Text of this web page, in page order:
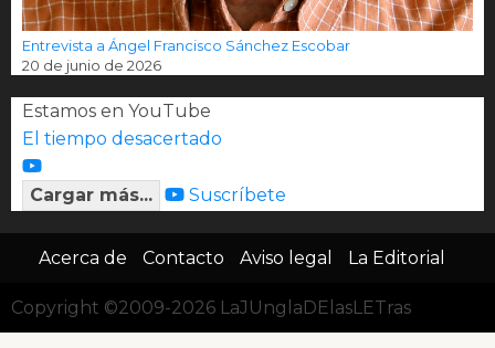
Entrevista a Ángel Francisco Sánchez Escobar
20 de junio de 2026
Estamos en YouTube
El tiempo desacertado
Cargar más... Suscríbete
Acerca de Contacto Aviso legal La Editorial
Copyright ©2009-2026 LaJUnglaDElasLETras